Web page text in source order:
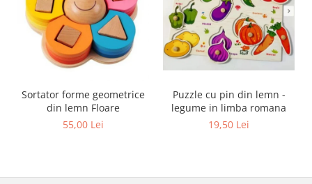
Sortator forme geometrice
din lemn Floare
55,00 Lei
Puzzle cu pin din lemn -
legume in limba romana
19,50 Lei